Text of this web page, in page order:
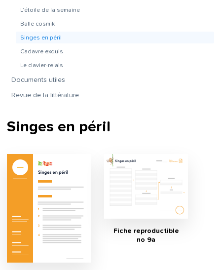
L’étoile de la semaine
Balle cosmik
Singes en péril
Cadavre exquis
Le clavier-relais
Documents utiles
Revue de la littérature
Singes en péril
Fiche reproductible
no 9a